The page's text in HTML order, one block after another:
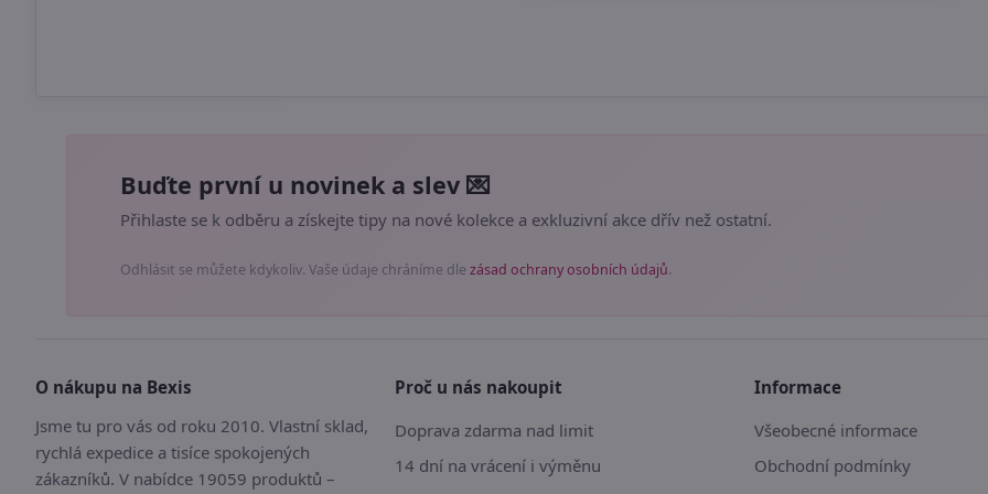
Buďte první u novinek a slev 💌
Přihlaste se k odběru a získejte tipy na nové kolekce a exkluzivní akce dřív než ostatní.
Odhlásit se můžete kdykoliv. Vaše údaje chráníme dle zásad ochrany osobních údajů.
O nákupu na Bexis
Jsme tu pro vás od roku 2010. Vlastní sklad,
rychlá expedice a tisíce spokojených
zákazníků. V nabídce 19059 produktů –
Proč u nás nakoupit
Doprava zdarma nad limit
14 dní na vrácení i výměnu
Informace
Všeobecné informace
Obchodní podmínky